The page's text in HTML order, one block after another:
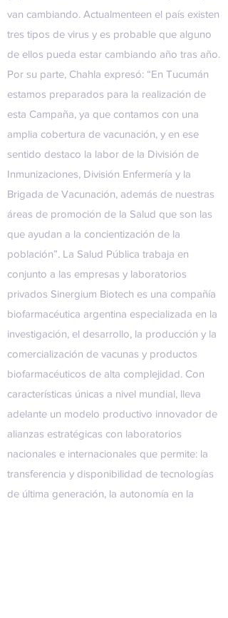
van cambiando. Actualmenteen el país existen
tres tipos de virus y es probable que alguno
de ellos pueda estar cambiando año tras año.
Por su parte, Chahla expresó: “En Tucumán
estamos preparados para la realización de
esta Campaña, ya que contamos con una
amplia cobertura de vacunación, y en ese
sentido destaco la labor de la División de
Inmunizaciones, División Enfermería y la
Brigada de Vacunación, además de nuestras
áreas de promoción de la Salud que son las
que ayudan a la concientización de la
población”. La Salud Pública trabaja en
conjunto a las empresas y laboratorios
privados Sinergium Biotech es una compañía
biofarmacéutica argentina especializada en la
investigación, el desarrollo, la producción y la
comercialización de vacunas y productos
biofarmacéuticos de alta complejidad. Con
características únicas a nivel mundial, lleva
adelante un modelo productivo innovador de
alianzas estratégicas con laboratorios
nacionales e internacionales que permite: la
transferencia y disponibilidad de tecnologías
de última generación, la autonomía en la